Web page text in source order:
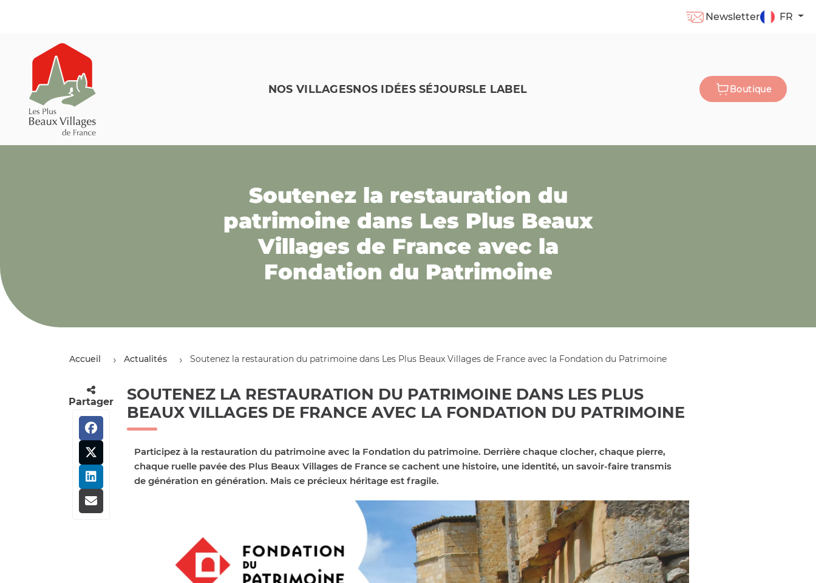
Newsletter FR
NOS VILLAGESNOS IDÉES SÉJOURSLE LABEL Boutique
Soutenez la restauration du
patrimoine dans Les Plus Beaux
Villages de France avec la
Fondation du Patrimoine
Accueil Actualités Soutenez la restauration du patrimoine dans Les Plus Beaux Villages de France avec la Fondation du Patrimoine
Partager
SOUTENEZ LA RESTAURATION DU PATRIMOINE DANS LES PLUS
BEAUX VILLAGES DE FRANCE AVEC LA FONDATION DU PATRIMOINE
Participez à la restauration du patrimoine avec la Fondation du patrimoine. Derrière chaque clocher, chaque pierre,
chaque ruelle pavée des Plus Beaux Villages de France se cachent une histoire, une identité, un savoir-faire transmis
de génération en génération. Mais ce précieux héritage est fragile.